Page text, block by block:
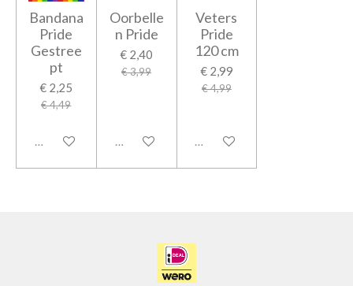
Bandana
Pride
Gestree
pt
€ 2,25
€ 4,49
Uitverkocht
Oorbelle
n Pride
€ 2,40
€ 3,99
Uitverkocht
Veters
Pride
120 cm
€ 2,99
€ 4,99
Uitverkocht